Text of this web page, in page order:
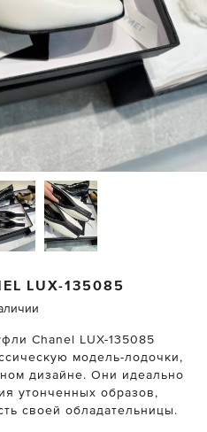
LUX-135085
Chanel LUX-135085
модель-лодочки,
дизайне. Они идеально
утонченных образов,
своей обладательницы.